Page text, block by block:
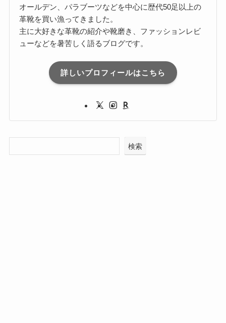
オールデン、パラブーツなどを中心に歴代50足以上の
革靴を買い漁ってきました。
主に大好きな革靴の紹介や靴磨き、ファッションレビ
ューなどを暑苦しく語るブログです。
詳しいプロフィールはこちら
検索